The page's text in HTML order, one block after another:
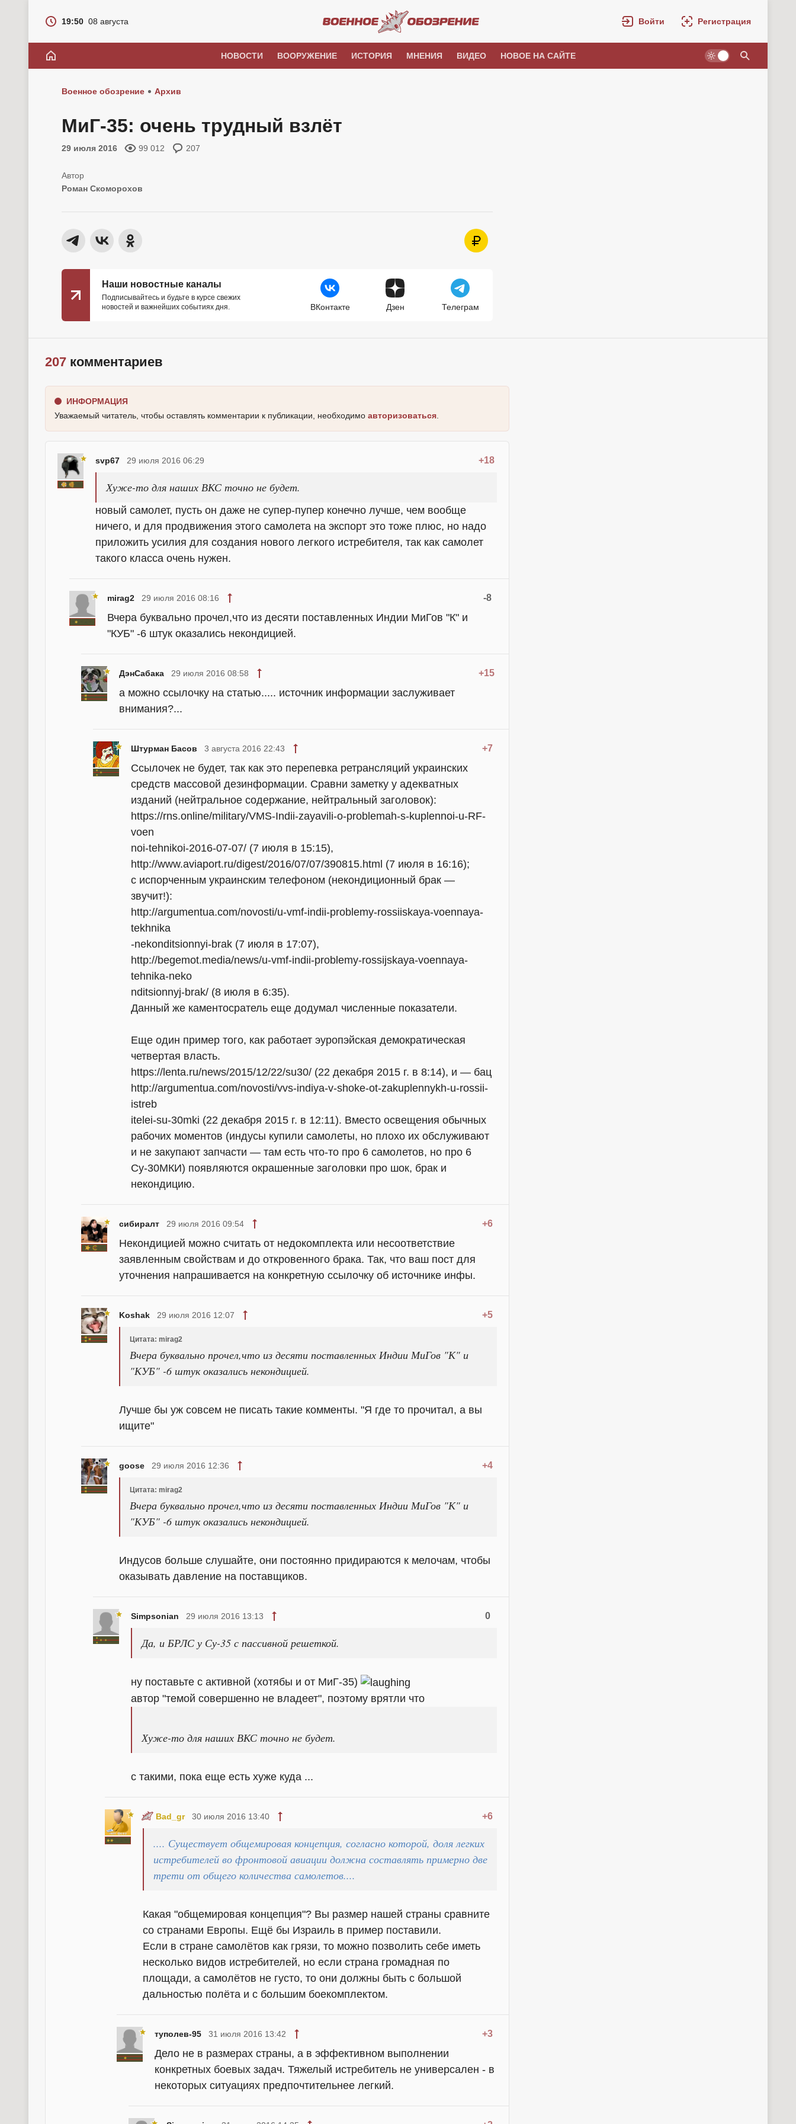
19:50 08 августа Войти Регистрация
НОВОСТИ ВООРУЖЕНИЕ ИСТОРИЯ МНЕНИЯ ВИДЕО НОВОЕ НА САЙТЕ
Военное обозрение Архив
МиГ-35: очень трудный взлёт
29 июля 2016 99 012 207
Роман Скоморохов
Наши новостные каналы
Подписывайтесь и будьте в курсе свежих
новостей и важнейших событиях дня.
ВКонтакте Дзен Телеграм
207 комментариев
ИНФОРМАЦИЯ
Уважаемый читатель, чтобы оставлять комментарии к публикации, необходимо авторизоваться
svp67 +18
29 июля 2016 06:29
Хуже-то для наших ВКС точно не будет.
новый самолет, пусть он даже не супер-пупер конечно лучше, чем вообще
ничего, и для продвижения этого самолета на экспорт это тоже плюс, но надо
приложить усилия для создания нового легкого истребителя, так как самолет
такого класса очень нужен.
mirag2 -8
29 июля 2016 08:16
Вчера буквально прочел,что из десяти поставленных Индии МиГов "К" и
"КУБ" -6 штук оказались некондицией.
ДэнСабака +15
29 июля 2016 08:58
а можно ссылочку на статью..... источник информации заслуживает
внимания?...
Штурман Басов +7
3 августа 2016 22:43
Ссылочек не будет, так как это перепевка ретрансляций украинских
средств массовой дезинформации. Сравни заметку у адекватных
изданий (нейтральное содержание, нейтральный заголовок):
https://rns.online/military/VMS-Indii-zayavili-o-problemah-s-kuplennoi-u-RF-
voen
noi-tehnikoi-2016-07-07/ (7 июля в 15:15),
http://www.aviaport.ru/digest/2016/07/07/390815.html (7 июля в 16:16);
с испорченным украинским телефоном (некондиционный брак —
звучит!):
http://argumentua.com/novosti/u-vmf-indii-problemy-rossiiskaya-voennaya-
tekhnika
-nekonditsionnyi-brak (7 июля в 17:07),
http://begemot.media/news/u-vmf-indii-problemy-rossijskaya-voennaya-
tehnika-neko
nditsionnyj-brak/ (8 июля в 6:35).
Данный же каментосратель еще додумал численные показатели.
Еще один пример того, как работает эуропэйская демократическая
четвертая власть.
https://lenta.ru/news/2015/12/22/su30/ (22 декабря 2015 г. в 8:14), и — бац
http://argumentua.com/novosti/vvs-indiya-v-shoke-ot-zakuplennykh-u-rossii-
istreb
itelei-su-30mki (22 декабря 2015 г. в 12:11). Вместо освещения обычных
рабочих моментов (индусы купили самолеты, но плохо их обслуживают
и не закупают запчасти — там есть что-то про 6 самолетов, но про 6
Су-30МКИ) появляются окрашенные заголовки про шок, брак и
некондицию.
сибиралт +6
29 июля 2016 09:54
Некондицией можно считать от недокомплекта или несоответствие
заявленным свойствам и до откровенного брака. Так, что ваш пост для
уточнения напрашивается на конкретную ссылочку об источнике инфы.
Koshak +5
29 июля 2016 12:07
Цитата: mirag2
Вчера буквально прочел,что из десяти поставленных Индии МиГов "К" и
"КУБ" -6 штук оказались некондицией.
Лучше бы уж совсем не писать такие комменты. "Я где то прочитал, а вы
ищите"
goose +4
29 июля 2016 12:36
Цитата: mirag2
Вчера буквально прочел,что из десяти поставленных Индии МиГов "К" и
"КУБ" -6 штук оказались некондицией.
Индусов больше слушайте, они постоянно придираются к мелочам, чтобы
оказывать давление на поставщиков.
Simpsonian 0
29 июля 2016 13:13
Да, и БРЛС у Су-35 с пассивной решеткой.
ну поставьте с активной (хотябы и от МиГ-35)
автор "темой совершенно не владеет", поэтому врятли что
Хуже-то для наших ВКС точно не будет.
с такими, пока еще есть хуже куда ...
Bad_gr +6
30 июля 2016 13:40
.... Существует общемировая концепция, согласно которой, доля легких
истребителей во фронтовой авиации должна составлять примерно две
трети от общего количества самолетов....
Какая "общемировая концепция"? Вы размер нашей страны сравните
со странами Европы. Ещё бы Израиль в пример поставили.
Если в стране самолётов как грязи, то можно позволить себе иметь
несколько видов истребителей, но если страна громадная по
площади, а самолётов не густо, то они должны быть с большой
дальностью полёта и с большим боекомплектом.
туполев-95 +3
31 июля 2016 13:42
Дело не в размерах страны, а в эффективном выполнении
конкретных боевых задач. Тяжелый истребитель не универсален - в
некоторых ситуациях предпочтительнее легкий.